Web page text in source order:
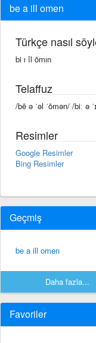
be a ill omen
Türkçe nasıl
bi ı îl ōmın
Telaffuz
/bē ə ˈəl ˈōmən/ /biː ə
Resimler
Google Resimler
Bing Resimler
Geçmiş
be a ill omen
Daha fazla...
Favoriler